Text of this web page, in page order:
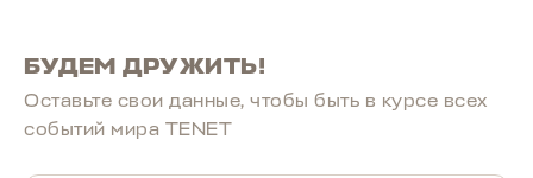
БУДЕМ ДРУЖИТЬ!
Оставьте свои данные, чтобы быть в курcе всех
событий мира TENET